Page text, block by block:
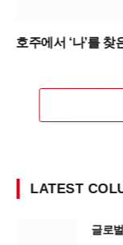
호주에서 ‘나’를 찾
LATEST
글로